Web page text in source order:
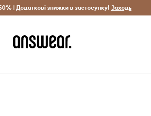
товари Заощаджуй з Answear Club
| Додаткові знижки в застосунку! Заходь